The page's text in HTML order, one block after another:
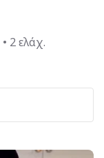
• 2 ελάχ.